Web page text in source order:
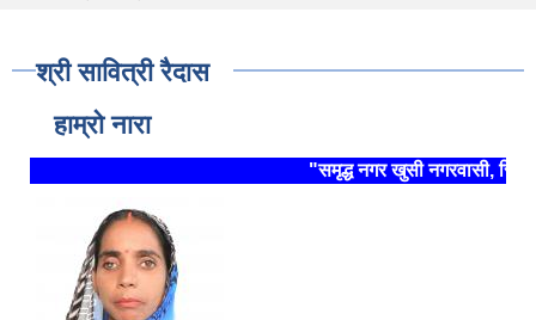
श्री सावित्री रैदास
हाम्रो नारा
"समृद्ध नगर खुसी नगरवासी, स्थिर